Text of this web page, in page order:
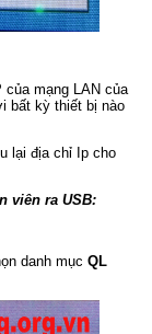
của mạng LAN của
bất kỳ thiết bị nào
lại địa chỉ Ip cho
viên ra USB:
danh mụcQL